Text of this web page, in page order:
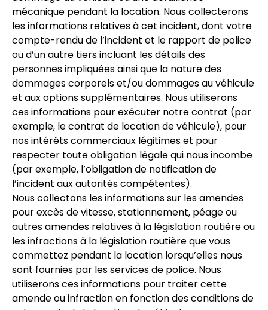
mécanique pendant la location. Nous collecterons
les informations relatives à cet incident, dont votre
compte-rendu de l’incident et le rapport de police
ou d’un autre tiers incluant les détails des
personnes impliquées ainsi que la nature des
dommages corporels et/ou dommages au véhicule
et aux options supplémentaires. Nous utiliserons
ces informations pour exécuter notre contrat (par
exemple, le contrat de location de véhicule), pour
nos intérêts commerciaux légitimes et pour
respecter toute obligation légale qui nous incombe
(par exemple, l’obligation de notification de
l’incident aux autorités compétentes).
Nous collectons les informations sur les amendes
pour excès de vitesse, stationnement, péage ou
autres amendes relatives à la législation routière ou
les infractions à la législation routière que vous
commettez pendant la location lorsqu’elles nous
sont fournies par les services de police. Nous
utiliserons ces informations pour traiter cette
amende ou infraction en fonction des conditions de